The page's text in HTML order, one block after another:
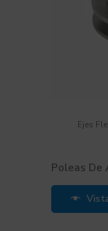
Ejes
Poleas De